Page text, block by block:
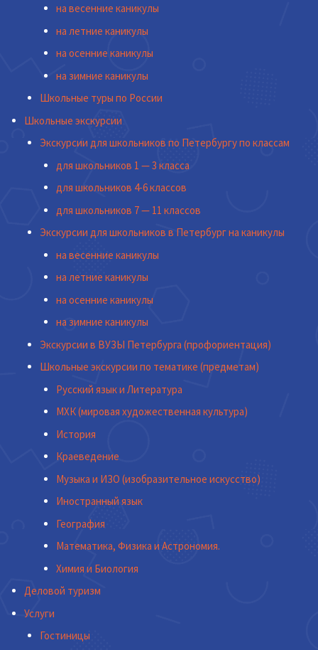
на весенние каникулы
на летние каникулы
на осенние каникулы
на зимние каникулы
Школьные туры по России
Школьные экскурсии
Экскурсии для школьников по Петербургу по классам
для школьников 1 — 3 класса
для школьников 4-6 классов
для школьников 7 — 11 классов
Экскурсии для школьников в Петербург на каникулы
на весенние каникулы
на летние каникулы
на осенние каникулы
на зимние каникулы
Экскурсии в ВУЗЫ Петербурга (профориентация)
Школьные экскурсии по тематике (предметам)
Русский язык и Литература
МХК (мировая художественная культура)
История
Краеведение
Музыка и ИЗО (изобразительное искусство)
Иностранный язык
География
Математика, Физика и Астрономия.
Химия и Биология
Деловой туризм
Услуги
Гостиницы